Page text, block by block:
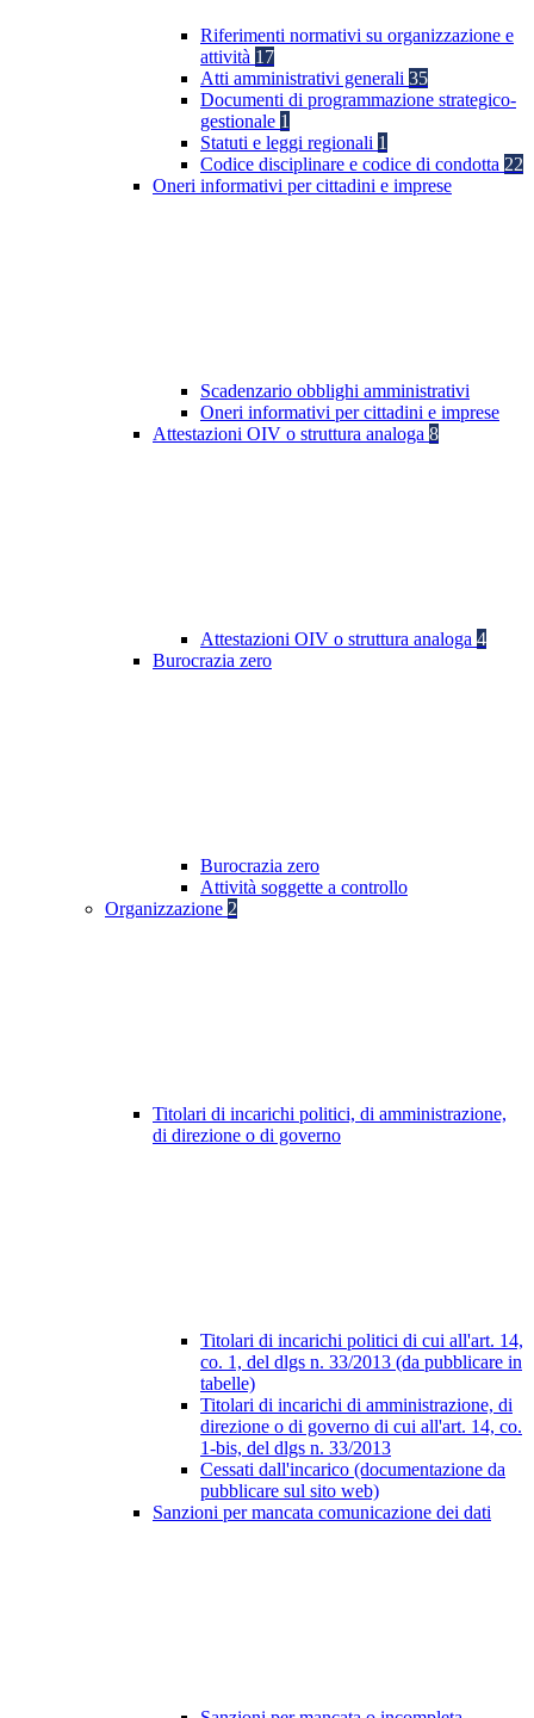
Riferimenti normativi su organizzazione e
attività 17
Atti amministrativi generali 35
Documenti di programmazione strategico-
gestionale 1
Statuti e leggi regionali 1
Codice disciplinare e codice di condotta 22
Oneri informativi per cittadini e imprese
Scadenzario obblighi amministrativi
Oneri informativi per cittadini e imprese
Attestazioni OIV o struttura analoga 8
Attestazioni OIV o struttura analoga 4
Burocrazia zero
Burocrazia zero
Attività soggette a controllo
Organizzazione 2
Titolari di incarichi politici, di amministrazione,
di direzione o di governo
Titolari di incarichi politici di cui all'art. 14,
co. 1, del dlgs n. 33/2013 (da pubblicare in
tabelle)
Titolari di incarichi di amministrazione, di
direzione o di governo di cui all'art. 14, co.
1-bis, del dlgs n. 33/2013
Cessati dall'incarico (documentazione da
pubblicare sul sito web)
Sanzioni per mancata comunicazione dei dati